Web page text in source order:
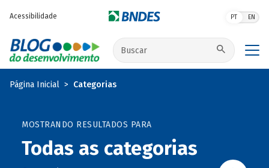
Acessibilidade PT EN
Buscar no site
Página Inicial Categorias
MOSTRANDO RESULTADOS PARA
Todas as categorias